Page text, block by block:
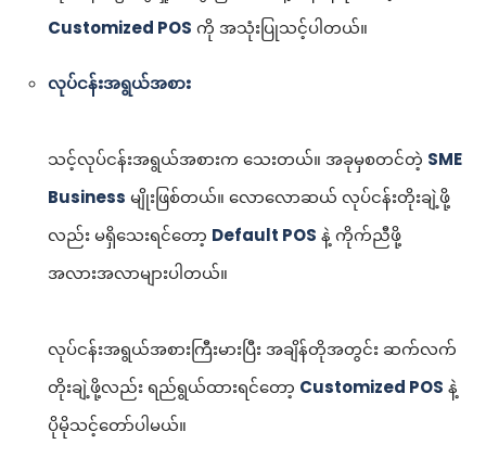
Customized POS ကို အသုံးပြုသင့်ပါတယ်။
လုပ်ငန်းအရွယ်အစား
သင့်လုပ်ငန်းအရွယ်အစားက သေးတယ်။ အခုမှစတင်တဲ့ SME
Business မျိုးဖြစ်တယ်။ လောလောဆယ် လုပ်ငန်းတိုးချဲ့ဖို့
လည်း မရှိသေးရင်တော့ Default POS နဲ့ ကိုက်ညီဖို့
အလားအလာများပါတယ်။
လုပ်ငန်းအရွယ်အစားကြီးမားပြီး အချိန်တိုအတွင်း ဆက်လက်
တိုးချဲ့ဖို့လည်း ရည်ရွယ်ထားရင်တော့ Customized POS နဲ့
ပိုမိုသင့်တော်ပါမယ်။